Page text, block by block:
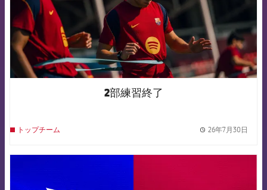
2部練習終了
トップチーム 26年7月30日